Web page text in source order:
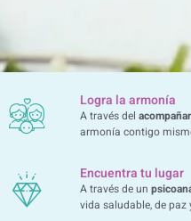
Logra la armonía
A través del
armonía contigo
Encuentra tu lugar
A través de un
vida saludable, de